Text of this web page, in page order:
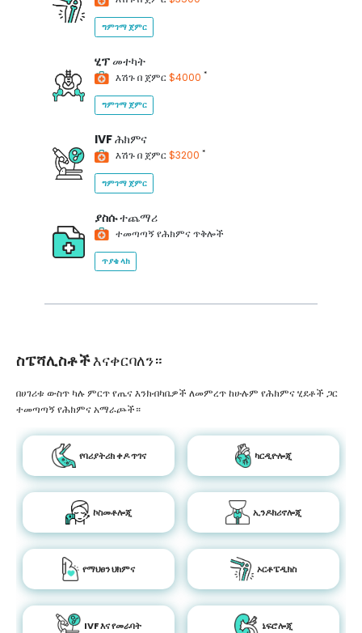
ግምገማ ጀምር
ሂፕመተካት
እሽጉ በ ጀምር$4000 *
ግምገማ ጀምር
IVFሕክምና
እሽጉ በ ጀምር$3200 *
ግምገማ ጀምር
ያስሱተጨማሪ
ተመጣጣኝ የሕክምና ጥቅሎች
ጥያቄ ላክ
ስፔሻሊስቶችእናቀርባለን።
በሀገሪቱ ውስጥ ካሉ ምርጥ የጤና እንክብካቤዎች ለመምረጥ ከሁሉም የሕክምና ሂደቶች ጋር
ተመጣጣኝ የሕክምና አማራጮች።
የባሪያትሪክ ቀዶ ጥገና ካርዲዮሎጂ
ኮስመቶሎጂ ኢንዶክሪኖሎጂ
የማህፀን ህክምና ኦርቶፔዲክስ
IVF እና የመራባት ኔፍሮሎጂ